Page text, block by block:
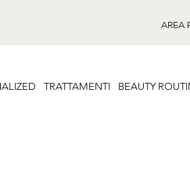
AREA
TRATTAMENTI BEAUTY